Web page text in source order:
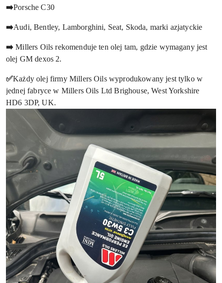
➡️Porsche C30
➡️Audi, Bentley, Lamborghini, Seat, Skoda, marki azjatyckie
➡️ Millers Oils rekomenduje ten olej tam, gdzie wymagany jest
olej GM dexos 2.
✅Każdy olej firmy Millers Oils wyprodukowany jest tylko w
jednej fabryce w Millers Oils Ltd Brighouse, West Yorkshire
HD6 3DP, UK.